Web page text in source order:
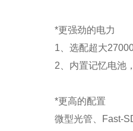
*更强劲的电力
1、选配超大
2、内置记忆电池
*更高的配置
微型光管、Fast-